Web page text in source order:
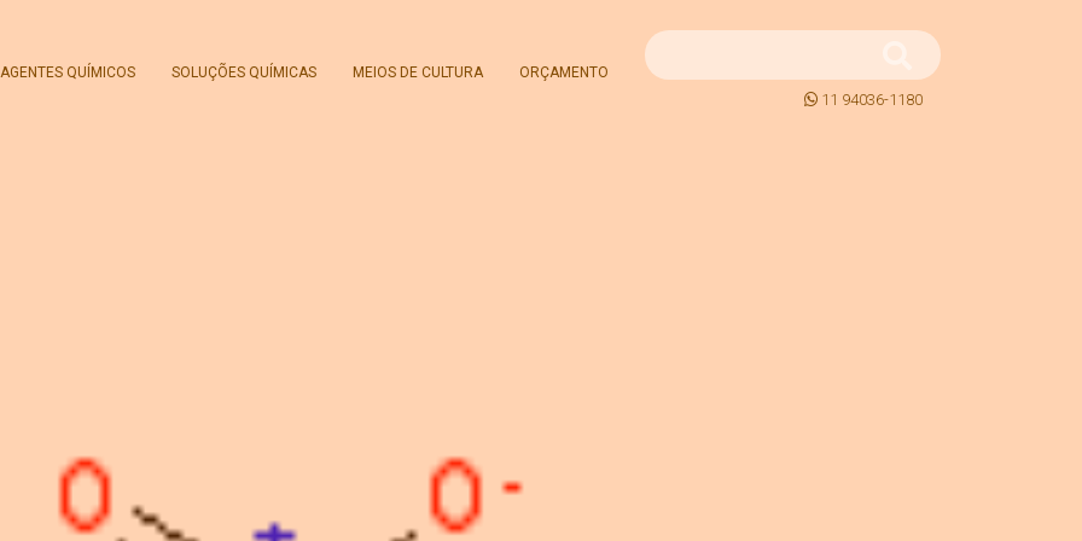
QUÍMICOS SOLUÇÕES QUÍMICAS MEIOS DE CULTURA ORÇAMENTO
11 94036-1180